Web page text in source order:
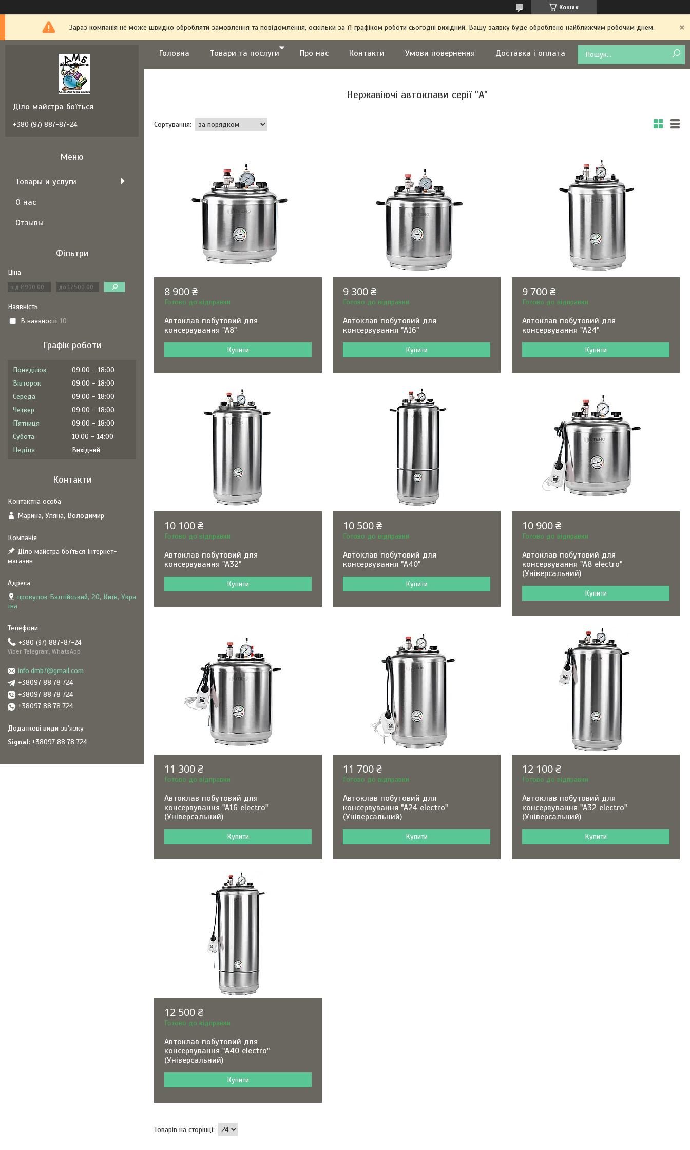
Кошик
Зараз компанія не може швидко обробляти замовлення та повідомлення, оскільки за її графіком роботи сьогодні вихідний. Вашу заявку буде оброблено найближчим робочим днем.
Головна Товари та послуги Про нас Контакти Умови повернення Доставка і оплата
Нержавіючі автоклави серії "А"
8 900 ₴
Готово до відправки
Автоклав побутовий для
консервування "А8"
Купити
9 300 ₴
Готово до відправки
Автоклав побутовий для
консервування "А16"
Купити
9 700 ₴
Готово до відправки
Автоклав побутовий для
консервування "А24"
Купити
10 100 ₴
Готово до відправки
Автоклав побутовий для
консервування "А32"
Купити
10 500 ₴
Готово до відправки
Автоклав побутовий для
консервування "А40"
Купити
10 900 ₴
Готово до відправки
Автоклав побутовий для
консервування "А8 electro"
(Універсальний)
Купити
11 300 ₴
Готово до відправки
Автоклав побутовий для
консервування "А16 electro"
(Універсальний)
Купити
11 700 ₴
Готово до відправки
Автоклав побутовий для
консервування "А24 electro"
(Універсальний)
Купити
12 100 ₴
Готово до відправки
Автоклав побутовий для
консервування "А32 electro"
(Універсальний)
Купити
12 500 ₴
Готово до відправки
Автоклав побутовий для
консервування "А40 electro"
(Універсальний)
Купити
Діло майстра боїться
+380 (97) 887-87-24
Товары и услуги
О нас
Отзывы
Фільтри
Ціна
Наявність
В наявності 10
Графік роботи
Понеділок 09:00
18:00
Вівторок
09:00
18:00
Середа
09:00
18:00
Четвер
09:00
18:00
Пʼятниця
09:00
18:00
Субота
10:00
14:00
Неділя
Вихідний
Контакти
Марина, Уляна, Володимир
Діло майстра боїться Інтернет-
магазин
провулок Балтійський, 20, Київ, Укра
їна
+380 (97) 887-87-24
Viber, Telegram, WhatsApp
info.dmb7@gmail.com
+38097 88 78 724
+38097 88 78 724
+38097 88 78 724
Signal +38097 88 78 724